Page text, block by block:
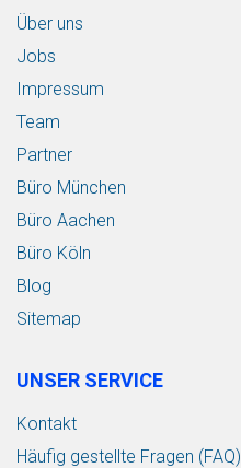
Über uns
Jobs
Impressum
Team
Partner
Büro München
Büro Aachen
Büro Köln
Blog
Sitemap
UNSER SERVICE
Kontakt
Häufig gestellte Fragen (FAQ)